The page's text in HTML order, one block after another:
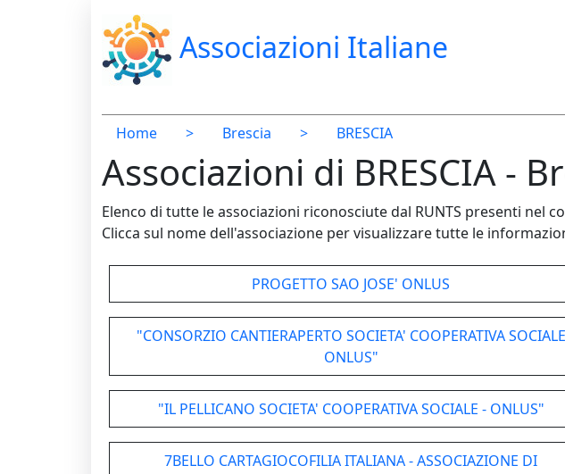
Associazioni Italiane
Home > Brescia > BRESCIA
Associazioni di BRESCIA -
Elenco di tutte le associazioni riconosciute dal RUNTS presenti nel
Clicca sul nome dell'associazione per visualizzare tutte le
PROGETTO SAO JOSE' ONLUS
"CONSORZIO CANTIERAPERTO SOCIETA' COOPERATIVA SOCIALE
ONLUS"
"IL PELLICANO SOCIETA' COOPERATIVA SOCIALE - ONLUS"
7BELLO CARTAGIOCOFILIA ITALIANA - ASSOCIAZIONE DI